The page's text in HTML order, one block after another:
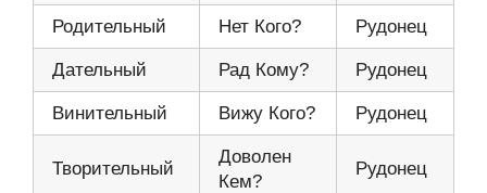
Родительный Нет Кого? Рудонец
Дательный Рад Кому? Рудонец
Винительный Вижу Кого? Рудонец
Творительный
Доволен
Кем?
Рудонец